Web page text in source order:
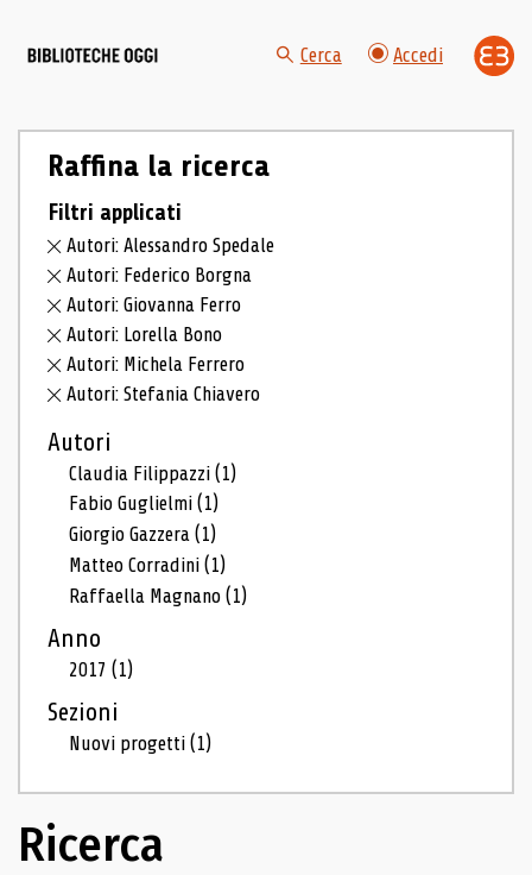
Cerca Accedi
Raffina la ricerca
Filtri applicati
Autori: Alessandro Spedale
Autori: Federico Borgna
Autori: Giovanna Ferro
Autori: Lorella Bono
Autori: Michela Ferrero
Autori: Stefania Chiavero
Autori
Claudia Filippazzi(1)
Fabio Guglielmi(1)
Giorgio Gazzera(1)
Matteo Corradini(1)
Raffaella Magnano(1)
Anno
2017(1)
Sezioni
Nuovi progetti(1)
Ricerca